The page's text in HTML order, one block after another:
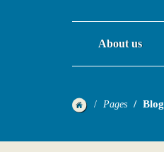
About us
Pages Blog